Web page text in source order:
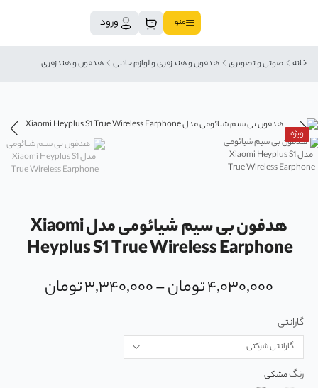
منو ورود
خانه صوتی و تصویری هدفون و هندزفری و لوازم جانبی هدفون و هندزفری
ویژه
هدفون بی سیم شیائومی مدل Xiaomi
Heyplus S1 True Wireless Earphone
۴,۰۳۰,۰۰۰تومان–۳,۳۴۰,۰۰۰تومان
گارانتی
رنگ